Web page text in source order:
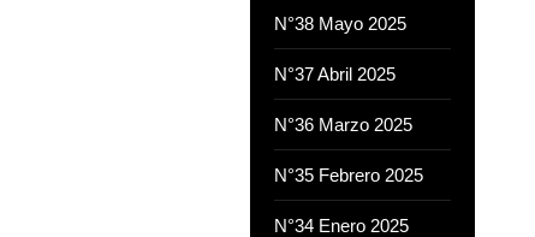
N°38 Mayo 2025
N°37 Abril 2025
N°36 Marzo 2025
N°35 Febrero 2025
N°34 Enero 2025